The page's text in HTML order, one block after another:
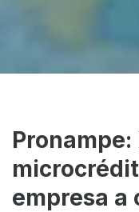
Pronampe:
empresa a